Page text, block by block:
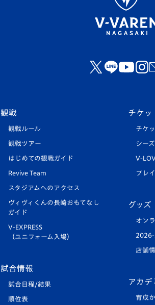
観戦
観戦ルール
観戦ツアー
はじめての観戦ガイド
Revive Team
スタジアムへのアクセス
ヴィヴィくんの長崎おもてなし
ガイド
V-EXPRESS
（ユニフォーム入場）
試合情報
試合日程/結果
順位表
チケッ
チケ
シー
V-
プレ
グッズ
オン
2026-
店舗
アカデ
育成